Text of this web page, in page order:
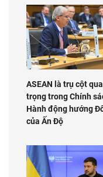
ASEAN là trụ cột
trọng trong Chính
Hành động hướng
của Ấn Độ